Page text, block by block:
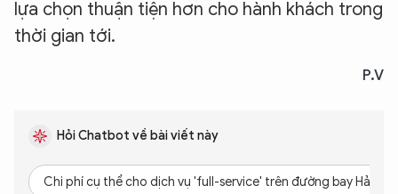
lựa chọn thuận tiện hơn cho hành khách trong
thời gian tới.
P.V
Hỏi Chatbot về bài viết này
Chi phí cụ thể cho dịch vụ 'full-service' trên đường bay Hải